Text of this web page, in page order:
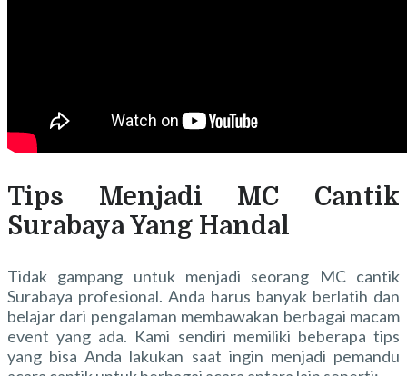
Tips Menjadi MC Cantik
Surabaya Yang Handal
Tidak gampang untuk menjadi seorang MC cantik
Surabaya profesional. Anda harus banyak berlatih dan
belajar dari pengalaman membawakan berbagai macam
event yang ada. Kami sendiri memiliki beberapa tips
yang bisa Anda lakukan saat ingin menjadi pemandu